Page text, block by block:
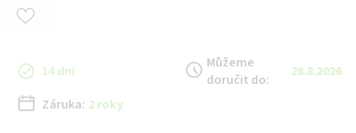
14 dní
Můžeme
doručit do:
28.8.2026
Záruka: 2 roky